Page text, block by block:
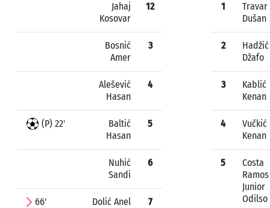
Jahaj
Kosovar
12
Bosnić
Amer
3
Alešević
Hasan
4
(P) 22'
Baltić
Hasan
5
Nuhić
Sandi
6
66' Dolić Anel 7
1
Travar
Dušan
2
Hadžić
Džafo
3
Kablić
Kenan
4
Vučkić
Kenan
5
Costa
Ramos
Junior
Odilso